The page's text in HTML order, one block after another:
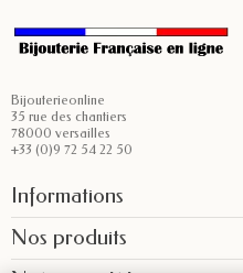
Bijouterieonline
35 rue des chantiers
78000 versailles
+33 (0)9 72 54 22 50
Informations
Nos produits